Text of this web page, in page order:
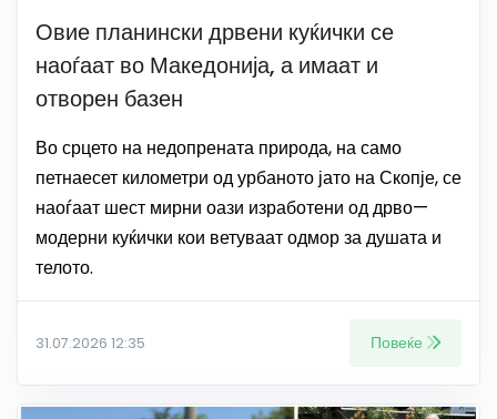
Овие планински дрвени куќички се
наоѓаат во Македонија, а имаат и
отворен базен
Во срцето на недопрената природа, на само
петнаесет километри од урбаното јато на Скопје, се
наоѓаат шест мирни оази изработени од дрво—
модерни куќички кои ветуваат одмор за душата и
телото.
31.07.2026 12:35 Повеќе